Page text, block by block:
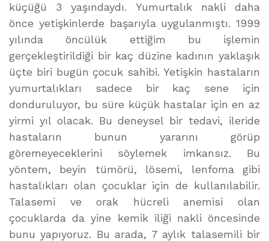
küçüğü 3 yaşındaydı. Yumurtalık nakli daha
önce yetişkinlerde başarıyla uygulanmıştı. 1999
yılında öncülük ettiğim bu işlemin
gerçekleştirildiği bir kaç düzine kadının yaklaşık
üçte biri bugün çocuk sahibi. Yetişkin hastaların
yumurtalıkları sadece bir kaç sene için
donduruluyor, bu süre küçük hastalar için en az
yirmi yıl olacak. Bu deneysel bir tedavi, ileride
hastaların bunun yararını görüp
göremeyeceklerini söylemek imkansız. Bu
yöntem, beyin tümörü, lösemi, lenfoma gibi
hastalıkları olan çocuklar için de kullanılabilir.
Talasemi ve orak hücreli anemisi olan
çocuklarda da yine kemik iliği nakli öncesinde
bunu yapıyoruz. Bu arada, 7 aylık talasemili bir